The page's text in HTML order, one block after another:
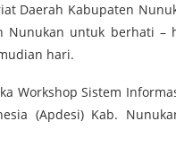
Daerah Kabupaten
untuk berhati –
hari.
Workshop Sistem
(Apdesi) Kab.